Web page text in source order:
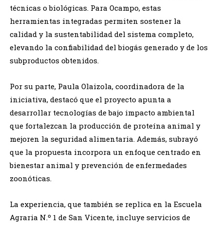
técnicas o biológicas. Para Ocampo, estas
herramientas integradas permiten sostener la
calidad y la sustentabilidad del sistema completo,
elevando la confiabilidad del biogás generado y de los
subproductos obtenidos.
Por su parte, Paula Olaizola, coordinadora de la
iniciativa, destacó que el proyecto apunta a
desarrollar tecnologías de bajo impacto ambiental
que fortalezcan la producción de proteína animal y
mejoren la seguridad alimentaria. Además, subrayó
que la propuesta incorpora un enfoque centrado en
bienestar animal y prevención de enfermedades
zoonóticas.
La experiencia, que también se replica en la Escuela
Agraria N.º 1 de San Vicente, incluye servicios de